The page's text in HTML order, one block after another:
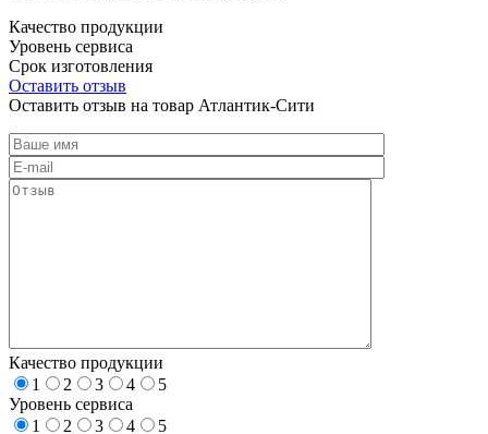
Качество продукции
Уровень сервиса
Срок изготовления
Оставить отзыв
Оставить отзыв на товар Атлантик-Сити
Качество продукции
1
2 3 4
5
Уровень сервиса
1
2 3 4
5